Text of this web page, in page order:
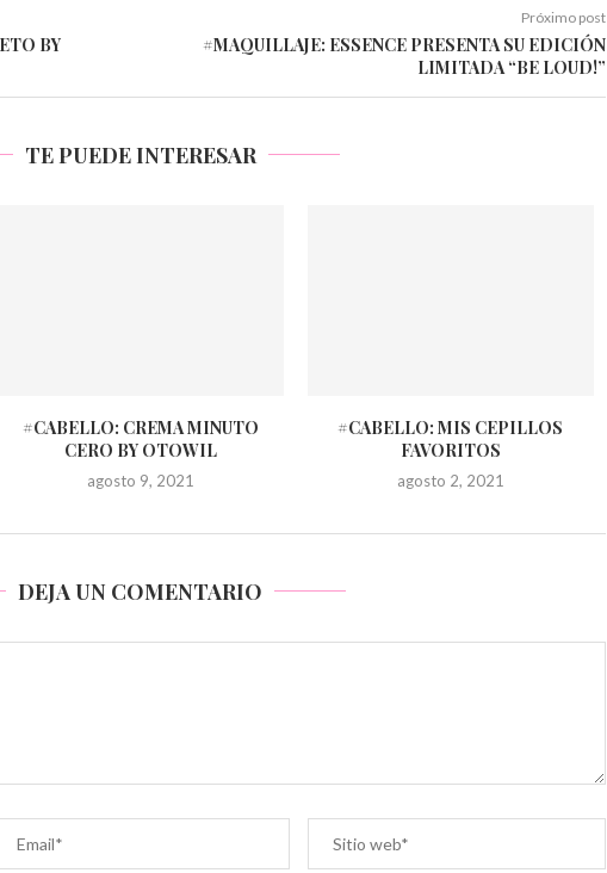
BY
Próximo post
#MAQUILLAJE: ESSENCE PRESENTA SU EDICIÓN
LIMITADA “BE LOUD!”
TE PUEDE INTERESAR
#CABELLO: CREMA MINUTO
CERO BY OTOWIL
agosto 9, 2021
#CABELLO: MIS CEPILLOS
FAVORITOS
agosto 2, 2021
DEJA UN COMENTARIO